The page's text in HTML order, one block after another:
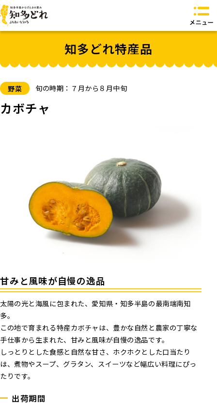
知多どれとは？
知多どれ特産品
知多どれ食卓
お問い合わせ
知多どれ特産品
野菜 旬の時期：７月から８月中旬
カボチャ
甘みと風味が自慢の逸品
太陽の光と海風に包まれた、愛知県・知多半島の最南端南知
多。
この地で育まれる特産カボチャは、豊かな自然と農家の丁寧な
手仕事から生まれた、甘みと風味が自慢の逸品です。
しっとりとした食感と自然な甘さ、ホクホクとした口当たり
は、煮物やスープ、グラタン、スイーツなど幅広い料理にぴっ
たりです。
出荷期間